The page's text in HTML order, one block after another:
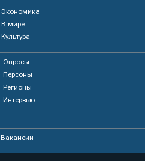
Экономика
В мире
Культура
Опросы
Персоны
Регионы
Интервью
Вакансии